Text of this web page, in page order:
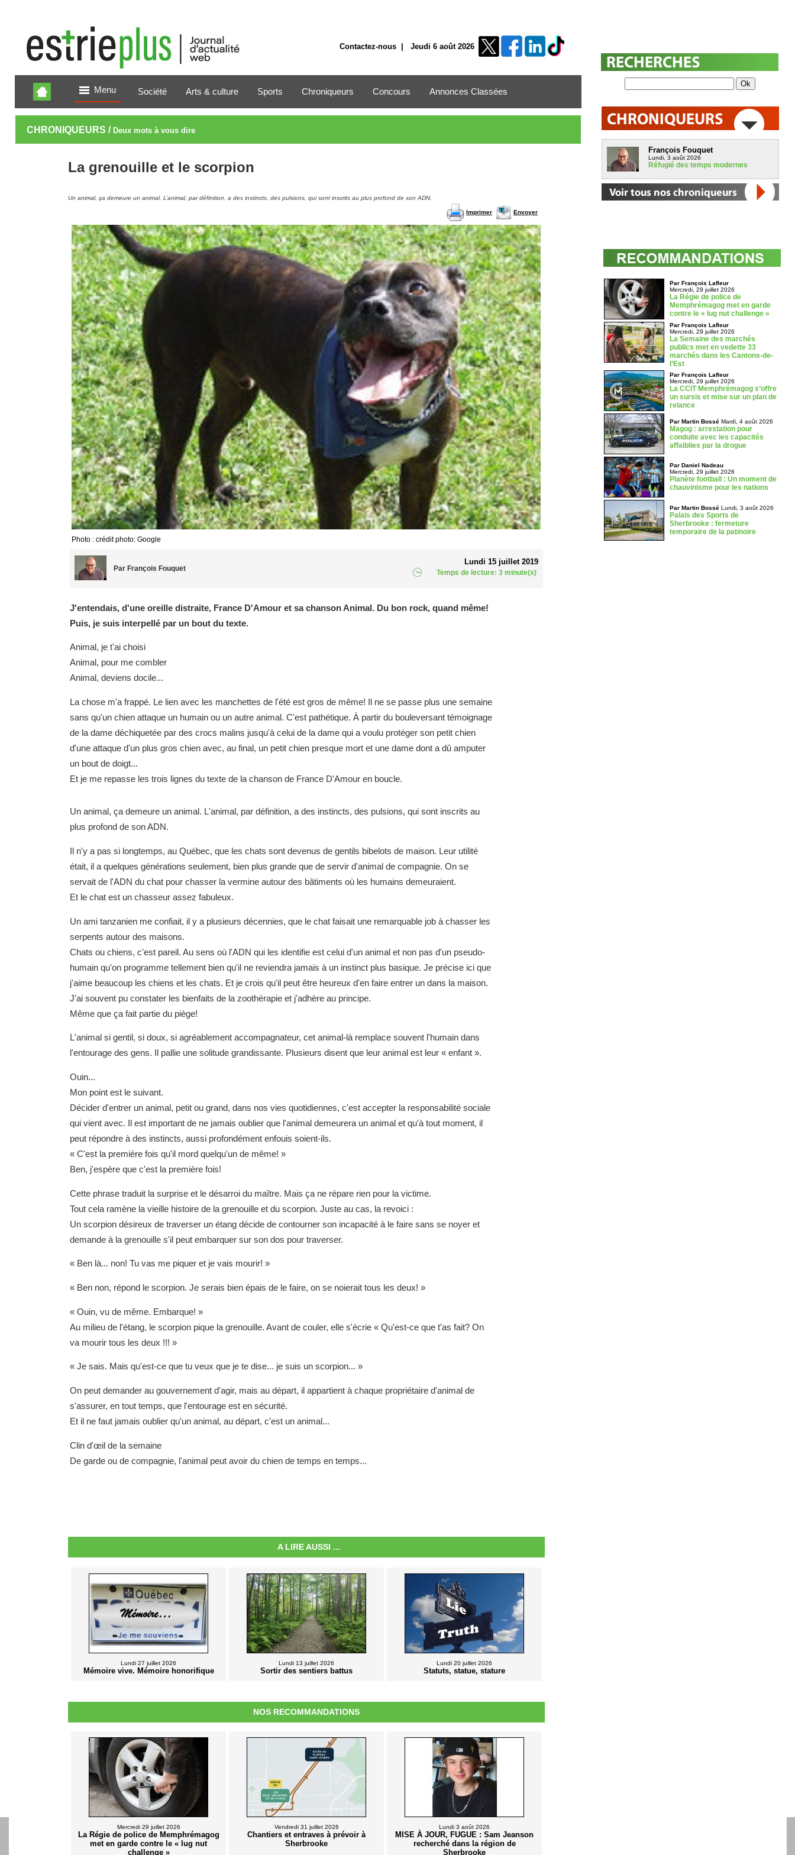
Contactez-nous| Jeudi 6 août 2026
Menu Société Arts & culture Sports Chroniqueurs Concours Annonces Classées
CHRONIQUEURS / Deux mots à vous dire
La grenouille et le scorpion
Un animal, ça demeure un animal. L’animal, par définition, a des instincts, des pulsions, qui sont inscrits au plus profond de son ADN.
Imprimer Envoyer
Photo : crédit photo: Google
Par François Fouquet
Lundi 15 juillet 2019
Temps de lecture: 3 minute(s)
J'entendais, d'une oreille distraite, France D'Amour et sa chanson Animal. Du bon rock, quand même!
Puis, je suis interpellé par un bout du texte.
Animal, je t'ai choisi
Animal, pour me combler
Animal, deviens docile...
La chose m'a frappé. Le lien avec les manchettes de l'été est gros de même! Il ne se passe plus une semaine
sans qu'un chien attaque un humain ou un autre animal. C'est pathétique. À partir du bouleversant témoignage
de la dame déchiquetée par des crocs malins jusqu'à celui de la dame qui a voulu protéger son petit chien
d'une attaque d'un plus gros chien avec, au final, un petit chien presque mort et une dame dont a dû amputer
un bout de doigt...
Et je me repasse les trois lignes du texte de la chanson de France D'Amour en boucle.
Un animal, ça demeure un animal. L'animal, par définition, a des instincts, des pulsions, qui sont inscrits au
plus profond de son ADN.
Il n'y a pas si longtemps, au Québec, que les chats sont devenus de gentils bibelots de maison. Leur utilité
était, il a quelques générations seulement, bien plus grande que de servir d'animal de compagnie. On se
servait de l'ADN du chat pour chasser la vermine autour des bâtiments où les humains demeuraient.
Et le chat est un chasseur assez fabuleux.
Un ami tanzanien me confiait, il y a plusieurs décennies, que le chat faisait une remarquable job à chasser les
serpents autour des maisons.
Chats ou chiens, c'est pareil. Au sens où l'ADN qui les identifie est celui d'un animal et non pas d'un pseudo-
humain qu'on programme tellement bien qu'il ne reviendra jamais à un instinct plus basique. Je précise ici que
j'aime beaucoup les chiens et les chats. Et je crois qu'il peut être heureux d'en faire entrer un dans la maison.
J'ai souvent pu constater les bienfaits de la zoothérapie et j'adhère au principe.
Même que ça fait partie du piège!
L'animal si gentil, si doux, si agréablement accompagnateur, cet animal-là remplace souvent l'humain dans
l'entourage des gens. Il pallie une solitude grandissante. Plusieurs disent que leur animal est leur « enfant ».
Ouin...
Mon point est le suivant.
Décider d'entrer un animal, petit ou grand, dans nos vies quotidiennes, c'est accepter la responsabilité sociale
qui vient avec. Il est important de ne jamais oublier que l'animal demeurera un animal et qu'à tout moment, il
peut répondre à des instincts, aussi profondément enfouis soient-ils.
« C'est la première fois qu'il mord quelqu'un de même! »
Ben, j'espère que c'est la première fois!
Cette phrase traduit la surprise et le désarroi du maître. Mais ça ne répare rien pour la victime.
Tout cela ramène la vieille histoire de la grenouille et du scorpion. Juste au cas, la revoici :
Un scorpion désireux de traverser un étang décide de contourner son incapacité à le faire sans se noyer et
demande à la grenouille s'il peut embarquer sur son dos pour traverser.
« Ben là... non! Tu vas me piquer et je vais mourir! »
« Ben non, répond le scorpion. Je serais bien épais de le faire, on se noierait tous les deux! »
« Ouin, vu de même. Embarque! »
Au milieu de l'étang, le scorpion pique la grenouille. Avant de couler, elle s'écrie « Qu'est-ce que t'as fait? On
va mourir tous les deux !!! »
« Je sais. Mais qu'est-ce que tu veux que je te dise... je suis un scorpion... »
On peut demander au gouvernement d'agir, mais au départ, il appartient à chaque propriétaire d'animal de
s'assurer, en tout temps, que l'entourage est en sécurité.
Et il ne faut jamais oublier qu'un animal, au départ, c'est un animal...
Clin d'œil de la semaine
De garde ou de compagnie, l'animal peut avoir du chien de temps en temps...
A LIRE AUSSI ...
Lundi 27 juillet 2026
Mémoire vive. Mémoire honorifique
Lundi 13 juillet 2026
Sortir des sentiers battus
Lundi 20 juillet 2026
Statuts, statue, stature
NOS RECOMMANDATIONS
Mercredi 29 juillet 2026
La Régie de police de Memphrémagog
met en garde contre le « lug nut
challenge »
Vendredi 31 juillet 2026
Chantiers et entraves à prévoir à
Sherbrooke
Lundi 3 août 2026
MISE À JOUR, FUGUE : Sam Jeanson
recherché dans la région de
Sherbrooke
François Fouquet
Lundi, 3 août 2026
Réfugié des temps modernes
Par François Lafleur
Mercredi, 29 juillet 2026
La Régie de police de
Memphrémagog met en garde
contre le « lug nut challenge »
Par François Lafleur
Mercredi, 29 juillet 2026
La Semaine des marchés
publics met en vedette 33
marchés dans les Cantons-de-
l’Est
Par François Lafleur
Mercredi, 29 juillet 2026
La CCIT Memphrémagog s’offre
un sursis et mise sur un plan de
relance
Par Martin BosséMardi, 4 août 2026
Magog : arrestation pour
conduite avec les capacités
affaiblies par la drogue
Par Daniel Nadeau
Mercredi, 29 juillet 2026
Planète football : Un moment de
chauvinisme pour les nations
Par Martin BosséLundi, 3 août 2026
Palais des Sports de
Sherbrooke : fermeture
temporaire de la patinoire